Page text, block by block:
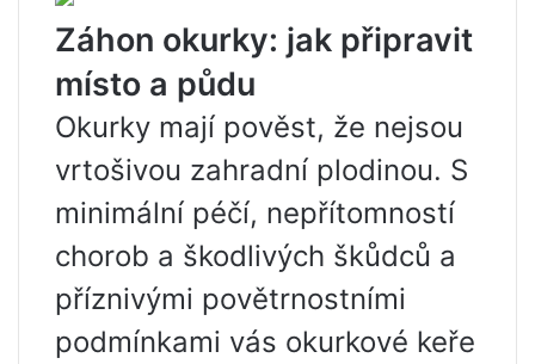
Záhon okurky: jak připravit
místo a půdu
Okurky mají pověst, že nejsou
vrtošivou zahradní plodinou. S
minimální péčí, nepřítomností
chorob a škodlivých škůdců a
příznivými povětrnostními
podmínkami vás okurkové keře